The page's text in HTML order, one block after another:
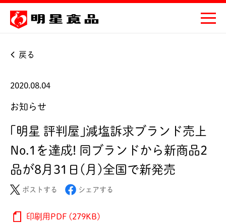
戻る
2020.08.04
お知らせ
｢明星 評判屋｣減塩訴求ブランド売上
No.1を達成! 同ブランドから新商品2
品が8月31日(月)全国で新発売
ポストする シェアする
印刷用PDF (279KB)